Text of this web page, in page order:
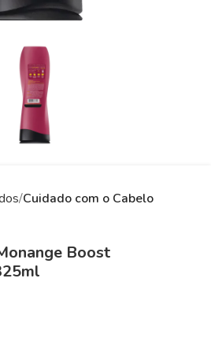
Cuidado com o Cabelo
Boost